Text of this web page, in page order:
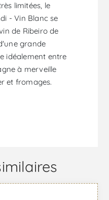
limitées, le
- Vin Blanc se
de Ribeiro de
grande
idéalement entre
à merveille
et fromages.